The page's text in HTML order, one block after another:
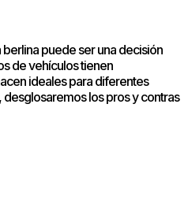
puede ser una decisión
de vehículos tienen
ideales para diferentes
desglosaremos los pros y contras